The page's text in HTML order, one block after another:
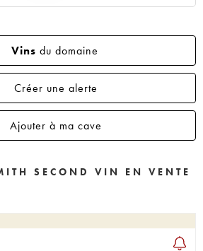
Vins du domaine
Créer une alerte
Ajouter à ma cave
SECOND VIN EN VENTE